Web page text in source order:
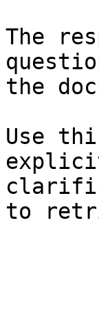
The
the
Use